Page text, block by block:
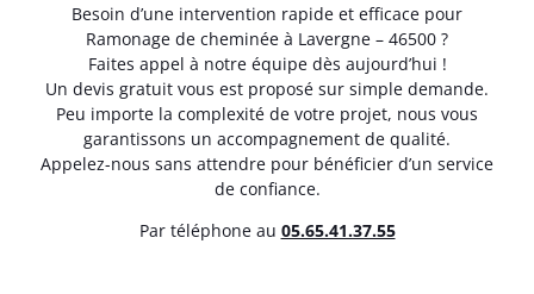
Besoin d’une intervention rapide et efficace pour
Ramonage de cheminée à Lavergne – 46500 ?
Faites appel à notre équipe dès aujourd’hui !
Un devis gratuit vous est proposé sur simple demande.
Peu importe la complexité de votre projet, nous vous
garantissons un accompagnement de qualité.
Appelez-nous sans attendre pour bénéficier d’un service
de confiance.
Par téléphone au 05.65.41.37.55